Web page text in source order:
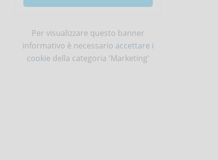
Per visualizzare questo banner
informativo è necessario accettare i
cookie della categoria 'Marketing'